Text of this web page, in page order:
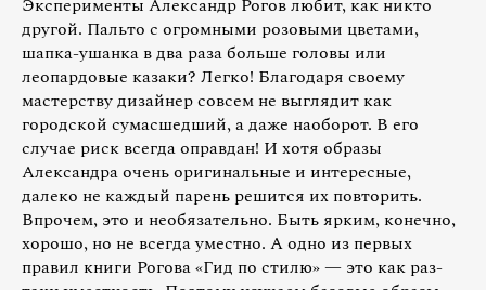
Эксперименты Александр Рогов любит, как никто
другой. Пальто с огромными розовыми цветами,
шапка-ушанка в два раза больше головы или
леопардовые казаки? Легко! Благодаря своему
мастерству дизайнер совсем не выглядит как
городской сумасшедший, а даже наоборот. В его
случае риск всегда оправдан! И хотя образы
Александра очень оригинальные и интересные,
далеко не каждый парень решится их повторить.
Впрочем, это и необязательно. Быть ярким, конечно,
хорошо, но не всегда уместно. А одно из первых
правил книги Рогова «Гид по стилю» — это как раз-